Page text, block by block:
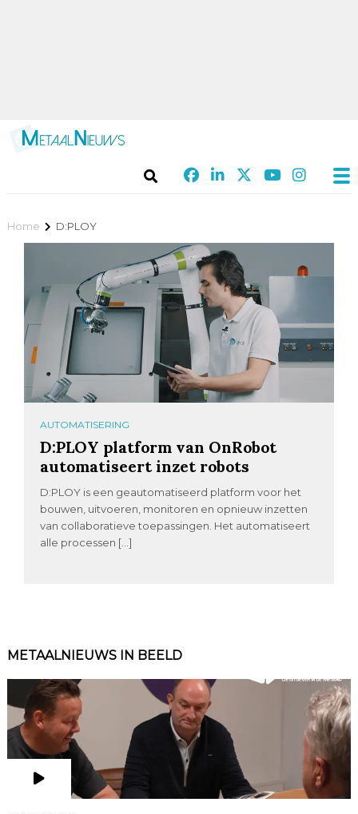
Home D:PLOY
AUTOMATISERING
D:PLOY platform van OnRobot
automatiseert inzet robots
D:PLOY is een geautomatiseerd platform voor het
bouwen, uitvoeren, monitoren en opnieuw inzetten
van collaboratieve toepassingen. Het automatiseert
alle processen […]
METAALNIEUWS IN BEELD